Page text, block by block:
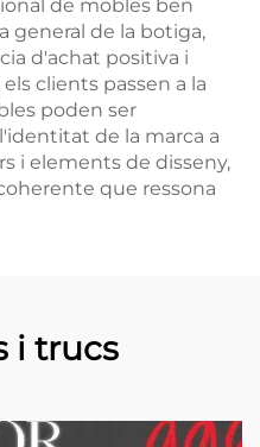
de mobles ben
general de la botiga,
d'achat positiva i
clients passen a la
poden ser
de la marca a
i elements de disseny,
que ressona
i trucs